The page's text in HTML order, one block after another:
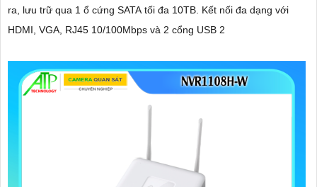
ra, lưu trữ qua 1 ổ cứng SATA tối đa 10TB. Kết nối đa dạng với
HDMI, VGA, RJ45 10/100Mbps và 2 cổng USB 2